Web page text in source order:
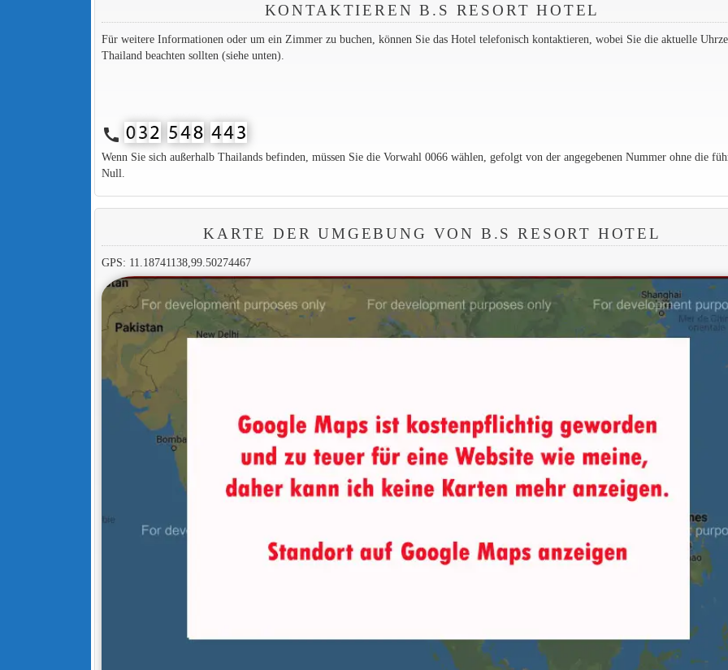
KONTAKTIEREN B.S RESORT HOTEL
Für weitere Informationen oder um ein Zimmer zu buchen, können Sie das Hotel telefonisch kontaktieren, wobei Sie die aktuelle
Thailand beachten sollten (siehe unten).
call
Wenn Sie sich außerhalb Thailands befinden, müssen Sie die Vorwahl 0066 wählen, gefolgt von der angegebenen Nummer ohne die
Null.
KARTE DER UMGEBUNG VON B.S RESORT HOTEL
GPS: 11.18741138,99.50274467